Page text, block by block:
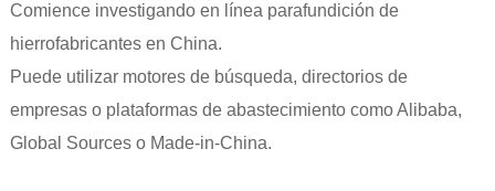
Comience investigando en línea parafundición de
hierrofabricantes en China.
Puede utilizar motores de búsqueda, directorios de
empresas o plataformas de abastecimiento como Alibaba,
Global Sources o Made-in-China.